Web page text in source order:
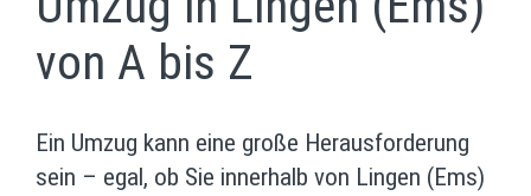
von A bis Z
Ein Umzug kann eine große Herausforderung
sein – egal, ob Sie innerhalb von Lingen (Ems)